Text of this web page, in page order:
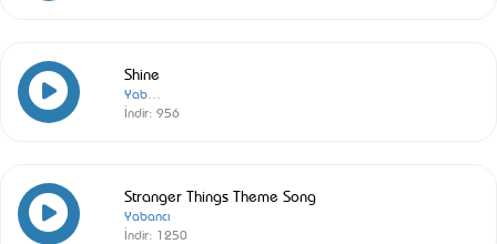
Shine
İndir: 956
Stranger Things Theme Song
Yabancı
İndir: 1250